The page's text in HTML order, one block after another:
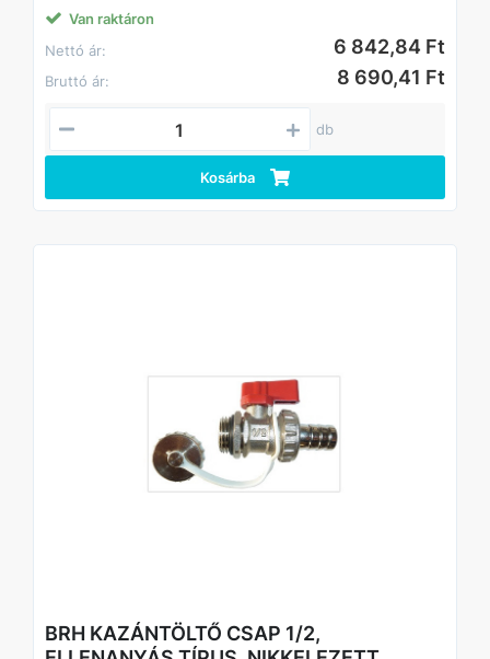
Van raktáron
Nettó ár:
6 842,84 Ft
Bruttó ár: 8 690,41 Ft
db
Kosárba
BRH KAZÁNTÖLTŐ CSAP 1/2,